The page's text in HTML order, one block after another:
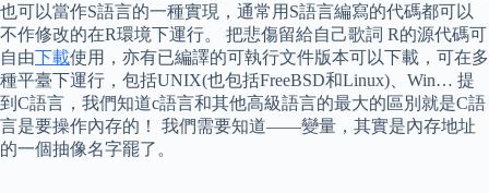
也可以當作S語言的一種實現，通常用S語言編寫的代碼都可以
不作修改的在R環境下運行。 把悲傷留給自己歌詞 R的源代碼可
自由下載使用，亦有已編譯的可執行文件版本可以下載，可在多
種平臺下運行，包括UNIX(也包括FreeBSD和Linux)、Win… 提
到C語言，我們知道c語言和其他高級語言的最大的區別就是C語
言是要操作內存的！ 我們需要知道——變量，其實是內存地址
的一個抽像名字罷了。